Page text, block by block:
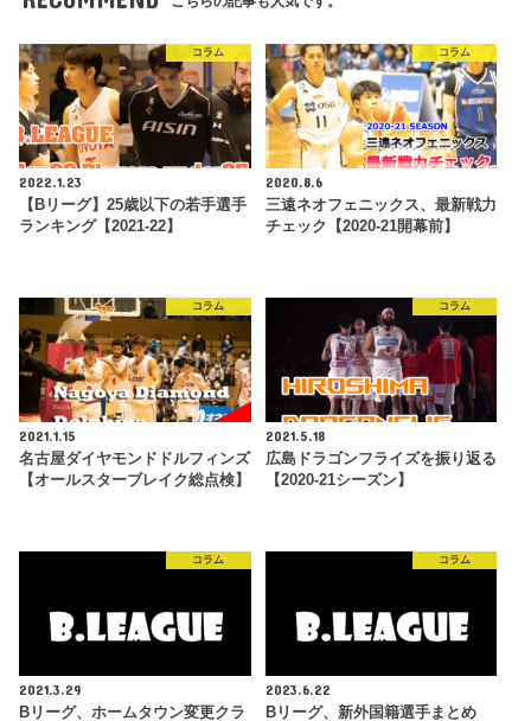
コラム
2022.1.23
【Bリーグ】25歳以下の若手選手
ランキング【2021-22】
コラム
2020.8.6
三遠ネオフェニックス、最新戦力
チェック【2020-21開幕前】
コラム
2021.1.15
名古屋ダイヤモンドドルフィンズ
【オールスターブレイク総点検】
コラム
2021.5.18
広島ドラゴンフライズを振り返る
【2020-21シーズン】
コラム
2021.3.29
Bリーグ、ホームタウン変更クラ
コラム
2023.6.22
Bリーグ、新外国籍選手まとめ